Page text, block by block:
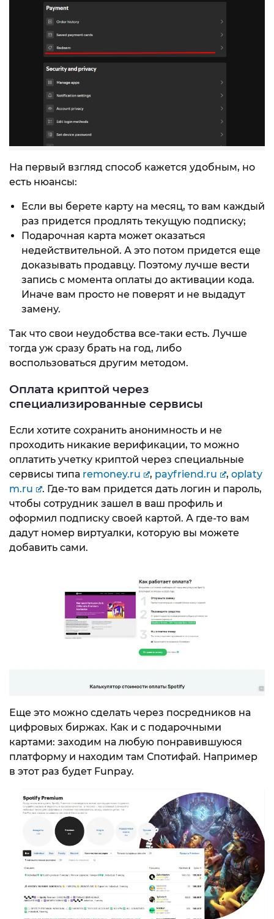
На первый взгляд способ кажется удобным, но
есть нюансы:
Если вы берете карту на месяц, то вам каждый
раз придется продлять текущую подписку;
Подарочная карта может оказаться
недействительной. А это потом придется еще
доказывать продавцу. Поэтому лучше вести
запись с момента оплаты до активации кода.
Иначе вам просто не поверят и не выдадут
замену.
Так что свои неудобства все-таки есть. Лучше
тогда уж сразу брать на год, либо
воспользоваться другим методом.
Оплата криптой через
специализированные сервисы
Если хотите сохранить анонимность и не
проходить никакие верификации, то можно
оплатить учетку криптой через специальные
сервисы типа remoney.ru , payfriend.ru , oplaty
m.ru
. Где-то вам придется дать логин и пароль,
чтобы сотрудник зашел в ваш профиль и
оформил подписку своей картой. А где-то вам
дадут номер виртуалки, которую вы можете
добавить сами.
Еще это можно сделать через посредников на
цифровых биржах. Как и с подарочными
картами: заходим на любую понравившуюся
платформу и находим там Спотифай. Например
в этот раз будет Funpay.